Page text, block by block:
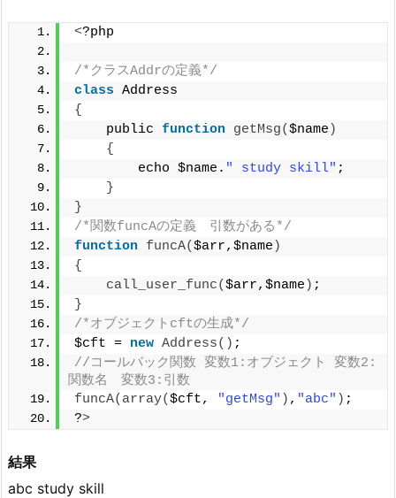
<?php
/*クラスAddrの定義*/
class Address
{
    public
function getMsg($name )
{
        echo $name.
" study skill" ;
}
}
/*関数funcAの定義　引数がある*/
function funcA($arr,$name )
{
call_user_func($arr,$name ) ;
}
/*オブジェクトcftの生成*/
$cft = new Address() ;
//コールバック関数 変数1:オブジェクト 変数2:
関数名　変数3:引数
funcA( array($cft, "getMsg" ) , "abc" ) ;
?>
結果
abc study skill